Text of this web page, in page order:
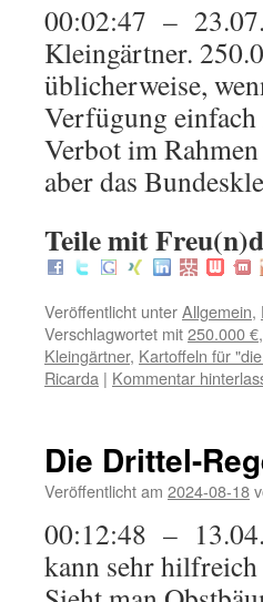
00:02:47 –
Kleingärtner.
üblicherweise,
Verfügung
Verbot im
aber das
Teile mit
Veröffentlicht unterAllgemein,
Verschlagwortet mit250.000 €,
Kleingärtner, Kartoffeln für
Ricarda | Kommentar
Die Drittel-
Veröffentlicht am 2024-08-18
00:12:48 –
kann sehr hilfreich